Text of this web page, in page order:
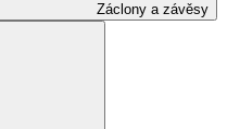
Záclony a závěsy